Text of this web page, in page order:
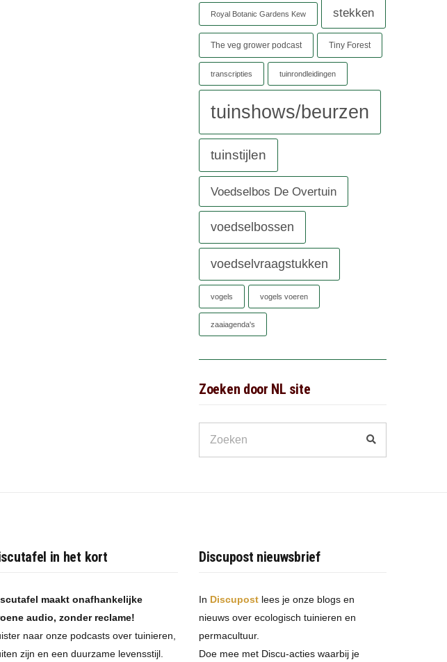
Royal Botanic Gardens Kew stekken
The veg grower podcast Tiny Forest
transcripties tuinrondleidingen
tuinshows/beurzen
tuinstijlen
Voedselbos De Overtuin
voedselbossen
voedselvraagstukken
vogels vogels voeren
zaaiagenda's
Zoeken door NL site
for:
in het kort
maakt onafhankelijke
audio, zonder reclame!
naar onze podcasts over tuinieren,
zijn en een duurzame levensstijl.
Discupost nieuwsbrief
In Discupost lees je onze blogs en
nieuws over ecologisch tuinieren en
permacultuur.
Doe mee met Discu-acties waarbij je